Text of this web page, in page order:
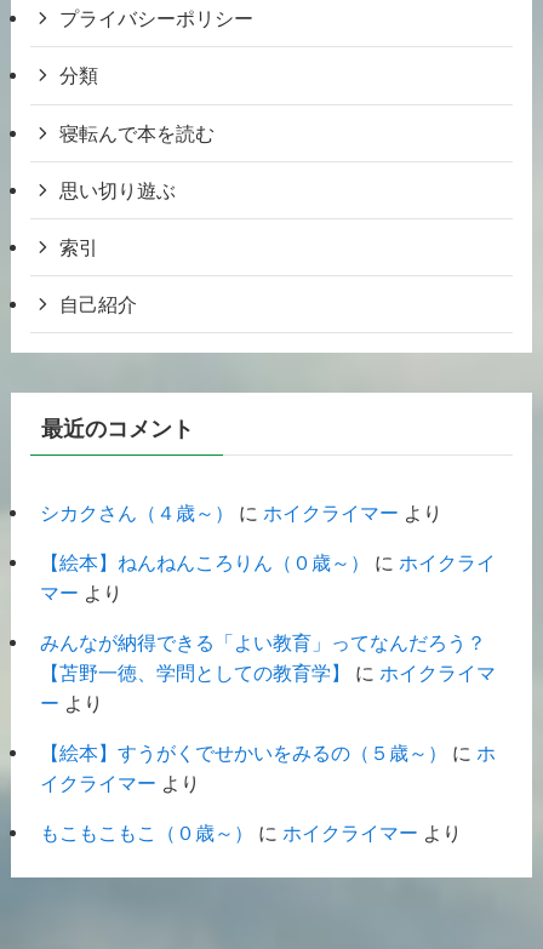
プライバシーポリシー
分類
寝転んで本を読む
思い切り遊ぶ
索引
自己紹介
最近のコメント
シカクさん（４歳～） に ホイクライマー より
【絵本】ねんねんころりん（０歳～） に ホイクライ
マー より
みんなが納得できる「よい教育」ってなんだろう？
【苫野一徳、学問としての教育学】
に ホイクライマ
ー より
【絵本】すうがくでせかいをみるの（５歳～） に ホ
イクライマー より
もこもこもこ（０歳～） に ホイクライマー より